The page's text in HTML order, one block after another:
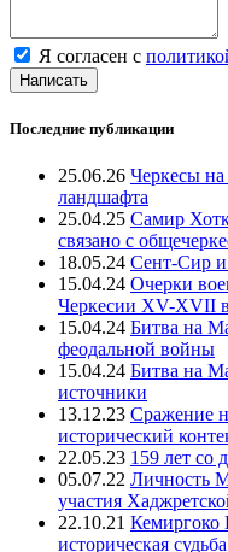
Я согласен с
Написать
Последние публикации
25.06.26 Черкесы
ландшафта
25.04.25 Самир
связано с
18.05.24 Сент-Сир
15.04.24 Очерки
Черкесии XV-XVII
15.04.24 Битва на
феодальной войны
15.04.24 Битва на
источники
13.12.23 Сражение
исторический
22.05.23 159 лет со
05.07.22 Личность
участия
22.10.21 Кемиргоко
историческая